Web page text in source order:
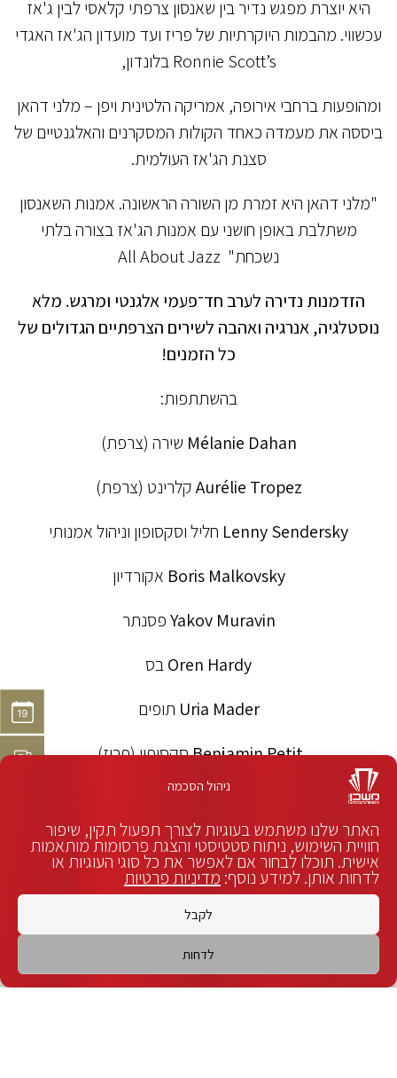
ניהול הסכמה
האתר שלנו משתמש בעוגיות לצורך תפעול תקין, שיפור
חוויית השימוש, ניתוח סטטיסטי והצגת פרסומות מותאמות
אישית. תוכלו לבחור אם לאפשר את כל סוגי העוגיות או
לדחות אותן. למידע נוסף: מדיניות פרטיות
לקבל
לדחות
היא יוצרת מפגש נדיר בין שאנסון צרפתי קלאסי לבין ג'אז
עכשווי. מהבמות היוקרתיות של פריז ועד מועדון הג'אז האגדי
Ronnie Scott’s בלונדון,
ומהופעות ברחבי אירופה, אמריקה הלטינית ויפן – מלני דהאן
ביססה את מעמדה כאחד הקולות המסקרנים והאלגנטיים של
סצנת הג'אז העולמית.
"מלני דהאן היא זמרת מן השורה הראשונה. אמנות השאנסון
משתלבת באופן חושני עם אמנות הג'אז בצורה בלתי
נשכחת" All About Jazz
הזדמנות נדירה לערב חד־פעמי אלגנטי ומרגש. מלא
נוסטלגיה, אנרגיה ואהבה לשירים הצרפתיים הגדולים של
כל הזמנים!
בהשתתפות:
Mélanie Dahan שירה (צרפת)
Aurélie Tropezקלרינט (צרפת)
Lenny Sendersky חליל וסקסופון וניהול אמנותי
Boris Malkovsky אקורדיון
Yakov Muravinפסנתר
Oren Hardyבס
Uria Mader תופים
Benjamin Petitסקסופון (פריז)
יוטיוב: